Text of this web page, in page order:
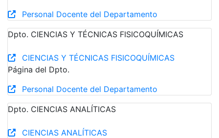
Personal Docente del Departamento
Dpto. CIENCIAS Y TÉCNICAS FISICOQUÍMICAS
CIENCIAS Y TÉCNICAS FISICOQUÍMICAS
Página del Dpto.
Personal Docente del Departamento
Dpto. CIENCIAS ANALÍTICAS
CIENCIAS ANALÍTICAS